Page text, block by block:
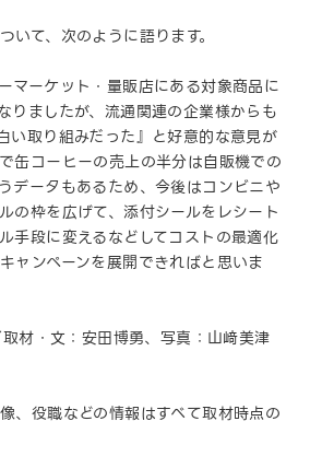
いて、次のように語ります。
マーケット・量販店にある対象商品に
りましたが、流通関連の企業様からも
い取り組みだった』と好意的な意見が
缶コーヒーの売上の半分は自販機での
データもあるため、今後はコンビニや
の枠を広げて、添付シールをレシート
手段に変えるなどしてコストの最適化
ャンペーンを展開できればと思いま
材・文：安田博勇、写真：山﨑美津
、役職などの情報はすべて取材時点の